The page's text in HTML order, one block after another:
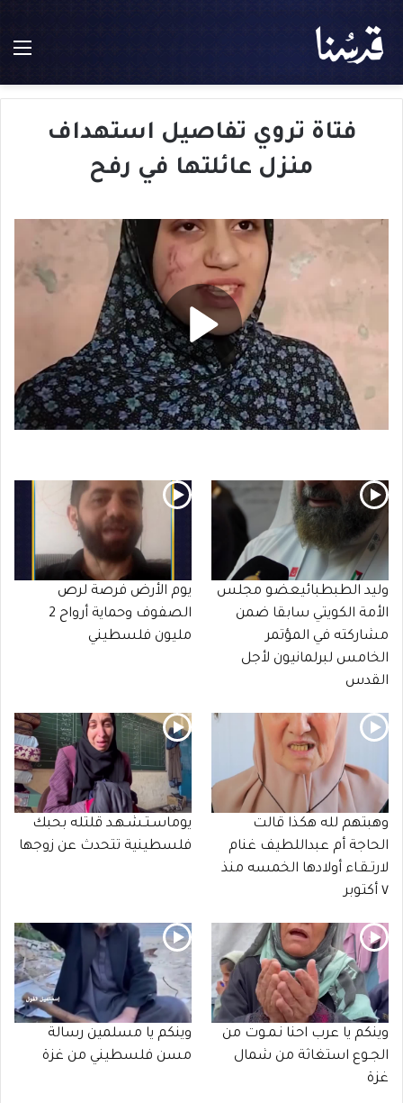
فتاة تروي تفاصيل استهداف
منزل عائلتها في رفح
وليد الطبطبائيعضو مجلس
الأمة الكويتي سابقا ضمن
مشاركته في المؤتمر
الخامس لبرلمانيون لأجل
القدس
يوم الأرض فرصة لرص
الصفوف وحماية أرواح 2
مليون فلسطيني
وهبتهم لله هكذا قالت
الحاجة أم عبداللطيف غنام
لارتـقـاء أولادها الخمسه منذ
٧ أكتوبر
يوماسـتـشـهـد قلتله بحبك
فلسطينية تتحدث عن زوجها
وينكم يا عرب احنا نـمـوت من
الجـوع استغاثة من شمال
غزة
وينكم يا مسلمين رسالة
مسن فلسطيني من غزة